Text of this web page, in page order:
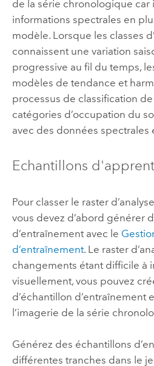
de la série chronologique car
informations spectrales en
modèle. Lorsque les classes
connaissent une variation
progressive au fil du temps,
modèles de tendance et
processus de classification
catégories d’occupation du
avec des données spectrales
Echantillons
Pour classer le raster
vous devez d’abord générer
d’entraînement avec le
d’entraînement. Le raster
changements étant difficile à
visuellement, vous pouvez
d’échantillon d’entraînement
l’imagerie de la série
Générez des échantillons
différentes tranches dans le